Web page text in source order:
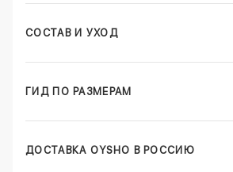
СОСТАВ И УХОД
ГИД ПО РАЗМЕРАМ
ДОСТАВКА OYSHO В РОССИЮ